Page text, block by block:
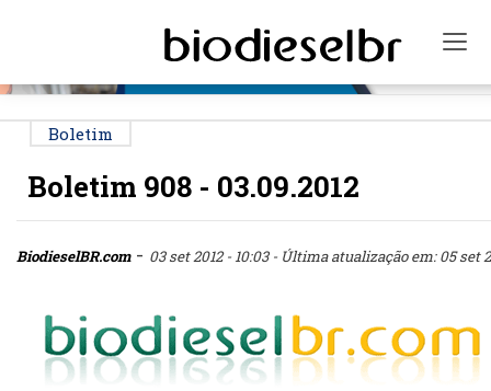
Boletim
Boletim 908 - 03.09.2012
BiodieselBR.com- 03 set 2012 - 10:03 - Última atualização em: 05 set